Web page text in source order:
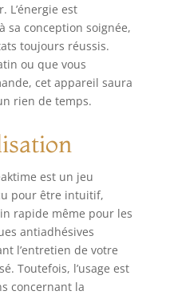
L’énergie est
sa conception soignée,
toujours réussis.
ou que vous
cet appareil saura
rien de temps.
est un jeu
pour être intuitif,
rapide même pour les
antiadhésives
l’entretien de votre
Toutefois, l’usage est
concernant la